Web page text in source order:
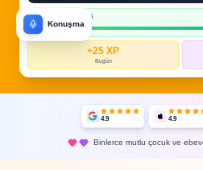
Konuşma
Öğrenme İlerlemesi
+25 XP
Bugün
4.9 4.9
Binlerce mutlu çocuk ve